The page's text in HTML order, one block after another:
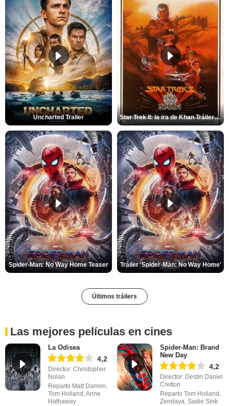
Uncharted Trailer Star Trek II: la ira de Khan Tráiler VO
Spider-Man: No Way Home Teaser Tráiler 'Spider-Man: No Way Home'
Últimos tráilers
Las mejores películas en cines
La Odisea
4,2
Director: Christopher
Nolan
Reparto Matt Damon,
Tom Holland, Anne
Hathaway
Spider-Man: Brand
New Day
4,2
Director: Destin Daniel
Cretton
Reparto Tom Holland,
Zendaya, Sadie Sink